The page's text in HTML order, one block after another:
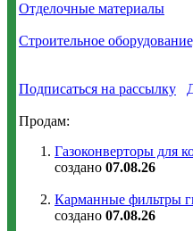
Отделочные материалы
Строительное
Подписаться на рассылку
Продам:
Газоконверторы для
создано 07.08.26
Карманные фильтры
создано 07.08.26